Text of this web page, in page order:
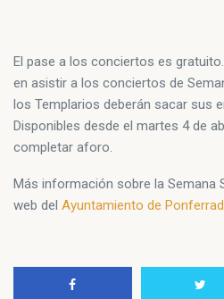
El pase a los conciertos es
en asistir a los conciertos de
los Templarios deberán sacar sus
Disponibles desde el martes 4 de
completar aforo.
Más información sobre la Semana
web del Ayuntamiento de